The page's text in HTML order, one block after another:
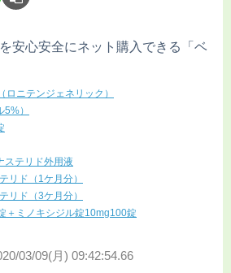
安心安全にネット購入できる「ベ
ロニテンジェネリック）
）
ステリド外用液
リド（1ケ月分）
リド（3ケ月分）
＋ミノキシジル錠10mg100錠
03/09(月) 09:42:54.66